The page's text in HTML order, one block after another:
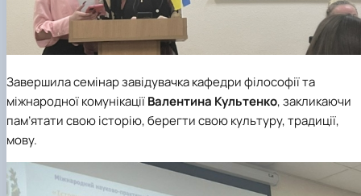
Завершила семінар завідувачка кафедри філософії та
міжнародної комунікаціїВалентина Культенко, закликаючи
пам’ятати свою історію, берегти свою культуру, традиції,
мову.